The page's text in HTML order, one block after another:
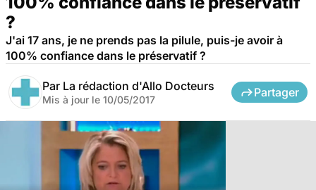
?
J'ai 17 ans, je ne prends pas la pilule, puis-je avoir à
100% confiance dans le préservatif ?
Par La rédaction d'Allo Docteurs
Mis à jour le 10/05/2017
Partager